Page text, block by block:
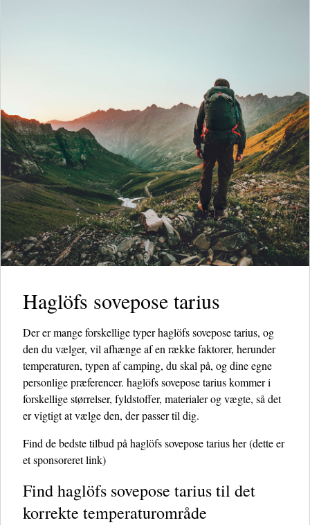
Haglöfs sovepose tarius
Der er mange forskellige typer haglöfs sovepose tarius, og
den du vælger, vil afhænge af en række faktorer, herunder
temperaturen, typen af ​​camping, du skal på, og dine egne
personlige præferencer. haglöfs sovepose tarius kommer i
forskellige størrelser, fyldstoffer, materialer og vægte, så det
er vigtigt at vælge den, der passer til dig.
Find de bedste tilbud på haglöfs sovepose tarius her(dette er
et sponsoreret link)
Find haglöfs sovepose tarius til det
korrekte temperaturområde